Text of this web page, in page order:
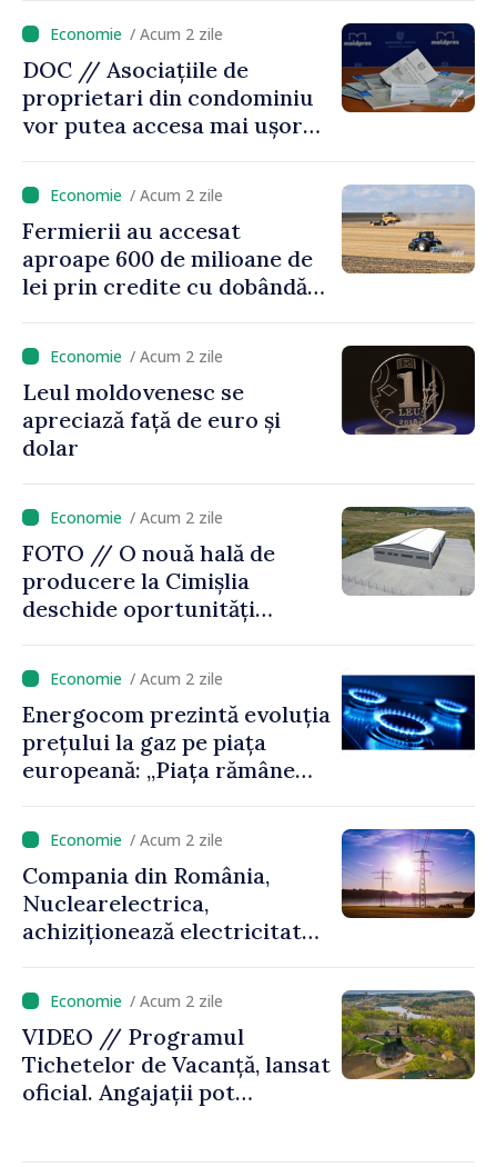
/ Acum 2 zile
DOC // Asociațiile de
proprietari din condominiu
vor putea accesa mai ușor
energetică a blocurilor
locative
/ Acum 2 zile
Fermierii au accesat
aproape 600 de milioane de
lei prin credite cu dobândă
/ Acum 2 zile
Leul moldovenesc se
apreciază față de euro și
dolar
/ Acum 2 zile
FOTO // O nouă hală de
producere la Cimișlia
deschide oportunități
regiune
/ Acum 2 zile
Energocom prezintă evoluția
prețului la gaz pe piața
europeană: „Piața rămâne
geopolitice”
/ Acum 2 zile
Compania din România,
Nuclearelectrica,
achiziționează electricitate
furnizorului de energie din
Republica Moldova
/ Acum 2 zile
VIDEO // Programul
Tichetelor de Vacanță, lansat
oficial. Angajații pot